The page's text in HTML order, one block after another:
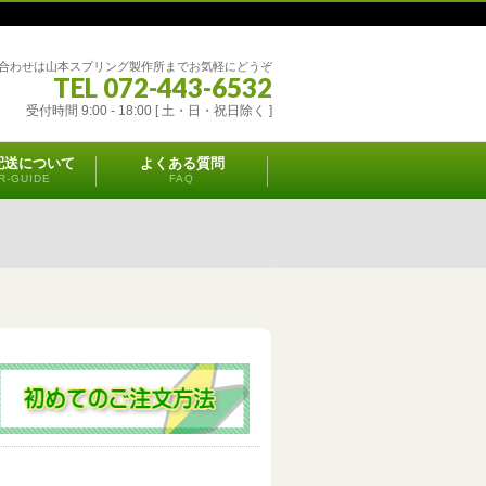
わせは山本スプリング製作所までお気軽にどうぞ
TEL 072-443-6532
受付時間 9:00 - 18:00 [ 土・日・祝日除く ]
について
GUIDE
よくある質問
FAQ